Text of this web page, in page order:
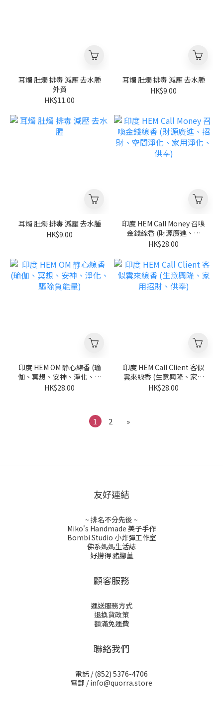
耳燭 肚燭 排毒 減壓 去水腫
外貿
HK$11.00
耳燭 肚燭 排毒 減壓 去水腫
HK$9.00
耳燭 肚燭 排毒 減壓 去水腫
HK$9.00
印度 HEM Call Money 召喚
金錢線香 (財源廣進、招
財、空間淨化、家用淨化、
HK$28.00
印度 HEM OM 静心線香 (瑜
伽、冥想、安神、淨化、驅
除負能量)
HK$28.00
印度 HEM Call Client 客似
雲來線香 (生意興隆、家用
招財、供奉)
HK$28.00
1 2 »
友好連結
~ 排名不分先後 ~
Miko's Handmade 美子手作
Bombi Studio 小炸彈工作室
佛系媽媽生活誌
好撈得 豬腳薑
顧客服務
運送服務方式
退換貨政策
額滿免運費
聯絡我們
電話 /(852) 5376-4706
電郵 /info@quorra.store